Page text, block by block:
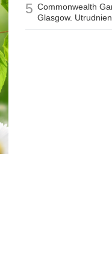
5 Commonwealth
Glasgow.